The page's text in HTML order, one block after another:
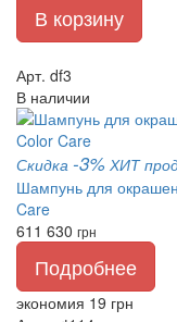
В корзину
Арт. df3
В наличии
Скидка -3% ХИТ
Шампунь для
Care
611 630 грн
Подробнее
экономия 19 грн